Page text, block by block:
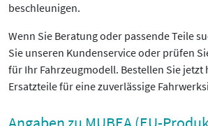
beschleunigen.
Wenn Sie Beratung oder passende Teile
Sie unseren Kundenservice oder prüfen
für Ihr Fahrzeugmodell. Bestellen Sie jetzt
Ersatzteile für eine zuverlässige